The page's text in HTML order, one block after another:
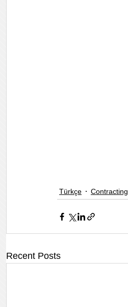
Türkçe Contracting
Recent Posts